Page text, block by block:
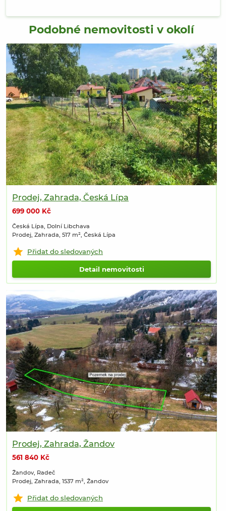
Podobné nemovitosti v okolí
Prodej, Zahrada, Česká Lípa
699 000 Kč
Česká Lípa, Dolní Libchava
Prodej, Zahrada, 517 m², Česká Lípa
Přidat do sledovaných
Detail nemovitosti
Prodej, Zahrada, Žandov
561 840 Kč
Žandov, Radeč
Prodej, Zahrada, 1537 m², Žandov
Přidat do sledovaných